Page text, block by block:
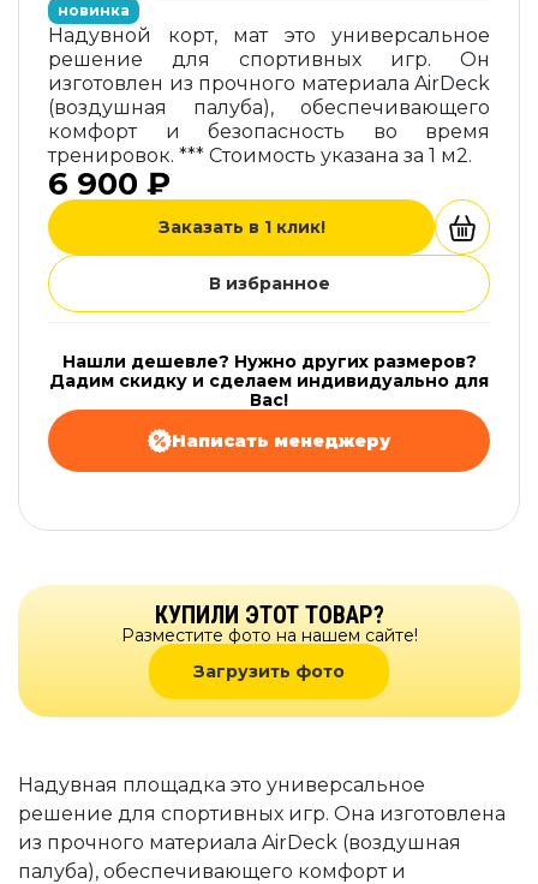
новинка
Надувной корт, мат это универсальное
решение для спортивных игр. Он
изготовлен из прочного материала AirDeck
(воздушная палуба), обеспечивающего
комфорт и безопасность во время
тренировок. *** Стоимость указана за 1 м2.
6 900 ₽
Заказать в 1 клик!
В избранное
Нашли дешевле? Нужно других размеров?
Дадим скидку и сделаем индивидуально для
Вас!
Написать менеджеру
КУПИЛИ ЭТОТ ТОВАР?
Разместите фото на нашем сайте!
Загрузить фото
Надувная площадка это универсальное
решение для спортивных игр. Она изготовлена
из прочного материала AirDeck (воздушная
палуба), обеспечивающего комфорт и